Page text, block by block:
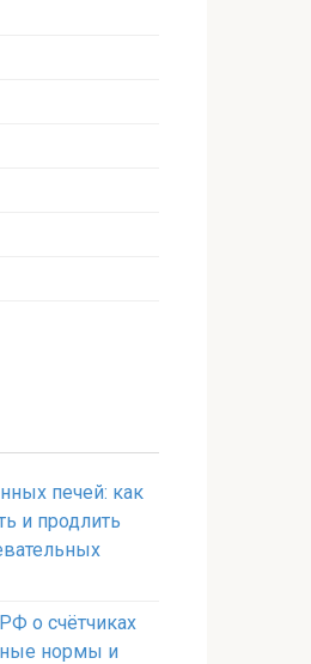
печей: как
и продлить
о счётчиках
нормы и